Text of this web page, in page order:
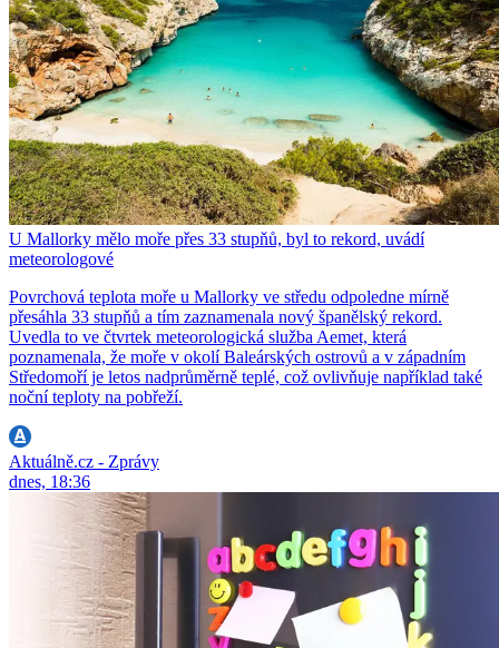
U Mallorky mělo moře přes 33 stupňů, byl to rekord, uvádí
meteorologové
Povrchová teplota moře u Mallorky ve středu odpoledne mírně
přesáhla 33 stupňů a tím zaznamenala nový španělský rekord.
Uvedla to ve čtvrtek meteorologická služba Aemet, která
poznamenala, že moře v okolí Baleárských ostrovů a v západním
Středomoří je letos nadprůměrně teplé, což ovlivňuje například také
noční teploty na pobřeží.
Aktuálně.cz - Zprávy
dnes, 18:36